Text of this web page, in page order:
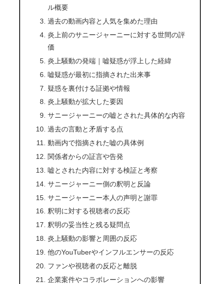
ル概要
過去の動画内容と人気を集めた理由
炎上前のサニージャーニーに対する世間の評
価
炎上騒動の発端｜嘘疑惑が浮上した経緯
嘘疑惑が最初に指摘された出来事
疑惑を裏付ける証拠や情報
炎上騒動が拡大した要因
サニージャーニーの嘘とされた具体的な内容
過去の言動と矛盾する点
動画内で指摘された嘘の具体例
関係者からの証言や告発
嘘とされた内容に対する検証と考察
サニージャーニー側の釈明と反論
サニージャーニー本人の声明と謝罪
釈明に対する視聴者の反応
釈明の妥当性と残る疑問点
炎上騒動の影響と周囲の反応
他のYouTuberやインフルエンサーの反応
ファンや視聴者の反応と離脱
企業案件やコラボレーションへの影響